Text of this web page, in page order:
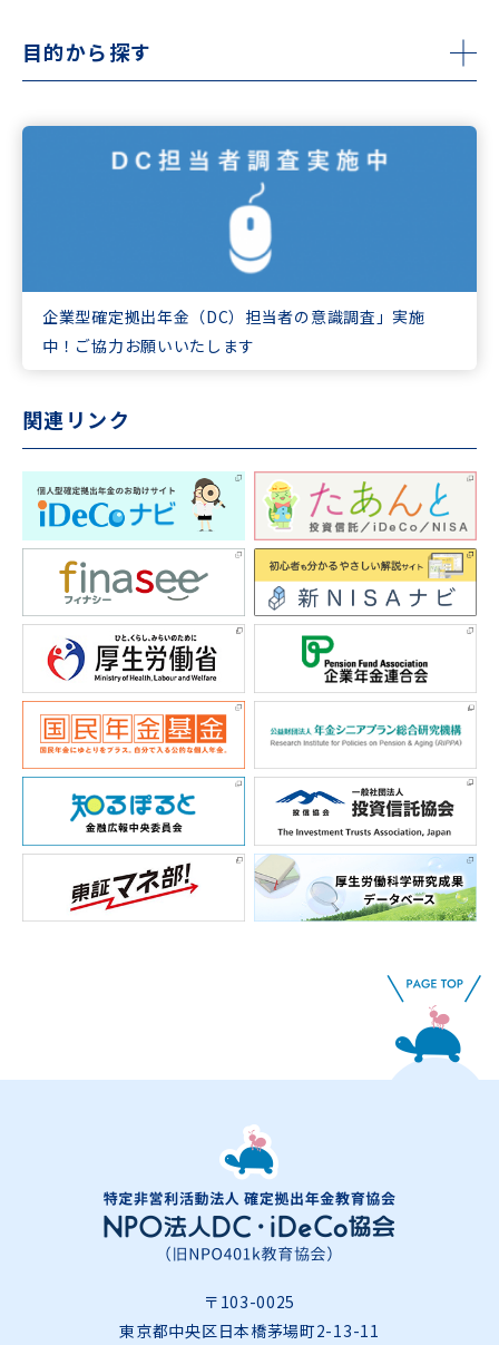
目的から探す
企業型確定拠出年金（DC）担当者の意識調査」実施
中！ご協力お願いいたします
関連リンク
〒103-0025
東京都中央区日本橋茅場町2-13-11